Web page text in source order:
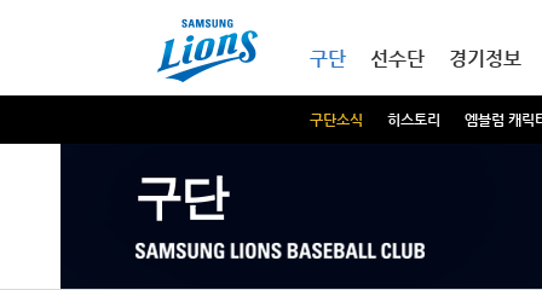
구단
구단소식 히스토리 엠블럼 캐릭
선수단 경기정보
구단